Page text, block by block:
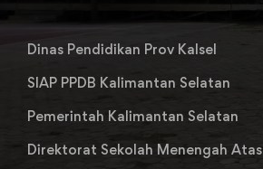
Dinas Pendidikan Prov Kalsel
SIAP PPDB Kalimantan Selatan
Pemerintah Kalimantan Selatan
Direktorat Sekolah Menengah Atas